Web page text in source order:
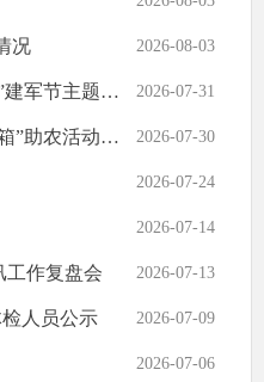
况 2026-08-03
节主题活动 2026-07-31
动顺利开展 2026-07-30
2026-07-24
2026-07-14
作复盘会 2026-07-13
人员公示 2026-07-09
2026-07-06